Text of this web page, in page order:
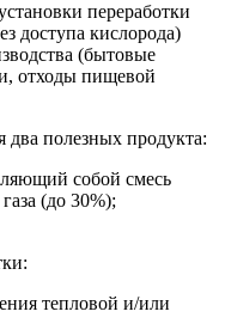
переработки
доступа кислорода)
(бытовые
отходы пищевой
два полезных продукта:
собой смесь
(до 30%);
тепловой и/или